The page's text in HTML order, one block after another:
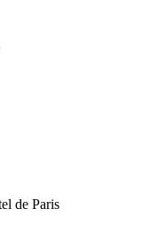
de Paris